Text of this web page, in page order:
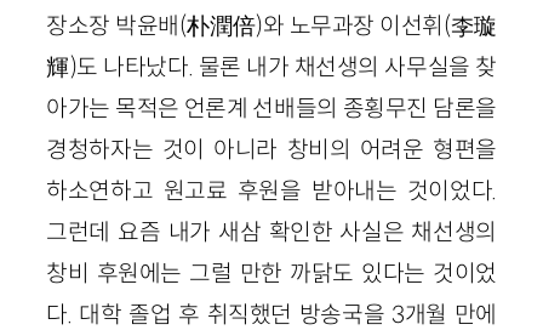
장소장 박윤배(朴潤倍)와 노무과장 이선휘(李璇
輝)도 나타났다. 물론 내가 채선생의 사무실을 찾
아가는 목적은 언론계 선배들의 종횡무진 담론을
경청하자는 것이 아니라 창비의 어려운 형편을
하소연하고 원고료 후원을 받아내는 것이었다.
그런데 요즘 내가 새삼 확인한 사실은 채선생의
창비 후원에는 그럴 만한 까닭도 있다는 것이었
다. 대학 졸업 후 취직했던 방송국을 3개월 만에